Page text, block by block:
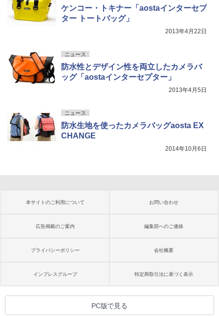
ケンコー・トキナー「aostaインターセプ
ター トートバッグ」
2013年4月22日
ニュース
防水性とデザイン性を両立したカメラバ
ッグ「aostaインターセプター」
2013年4月5日
ニュース
防水生地を使ったカメラバッグaosta EX
CHANGE
2014年10月6日
本サイトのご利用について お問い合わせ
広告掲載のご案内 編集部へのご連絡
プライバシーポリシー 会社概要
インプレスグループ 特定商取引法に基づく表示
PC版で見る